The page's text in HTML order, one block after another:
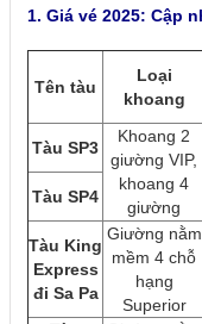
1. Giá vé 2025: Cập
Tên tàu
Loại
khoang
Tàu SP3
Khoang 2
giường VIP,
khoang 4
giường
Tàu SP4
Tàu King
Express
đi Sa Pa
Giường nằm
mềm 4 chỗ
hạng
Superior